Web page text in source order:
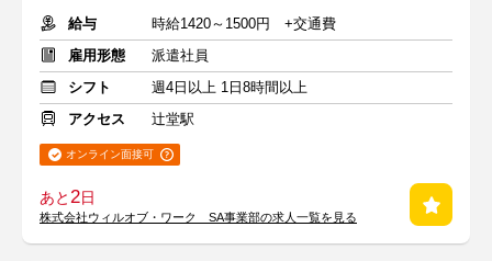
給与
時給1420～1500円 +交通費
雇用形態
派遣社員
シフト
週4日以上 1日8時間以上
アクセス
辻堂駅
オンライン面接可
あと2日
株式会社ウィルオブ・ワーク SA事業部の求人一覧を見る